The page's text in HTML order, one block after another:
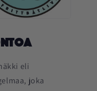
eli
joka